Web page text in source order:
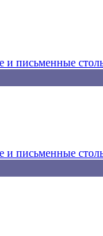
и письменные
и письменные